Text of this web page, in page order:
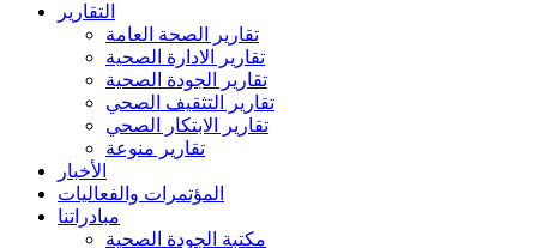
التقارير
تقارير الصحة العامة
تقارير الادارة الصحية
تقارير الجودة الصحية
تقارير التثقيف الصحي
تقارير الابتكار الصحي
تقارير منوعة
الأخبار
المؤتمرات والفعاليات
مبادراتنا
مكتبة الجودة الصحية